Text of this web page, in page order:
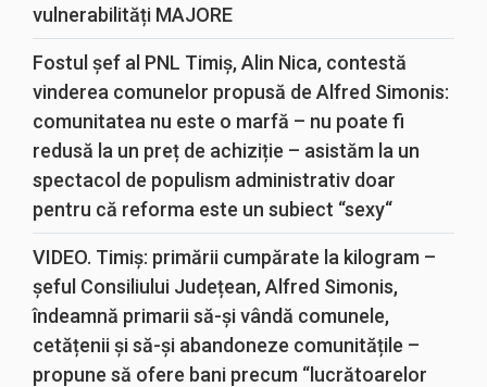
vulnerabilități MAJORE
Fostul șef al PNL Timiș, Alin Nica, contestă
vinderea comunelor propusă de Alfred Simonis:
comunitatea nu este o marfă – nu poate fi
redusă la un preț de achiziție – asistăm la un
spectacol de populism administrativ doar
pentru că reforma este un subiect “sexy“
VIDEO. Timiș: primării cumpărate la kilogram –
șeful Consiliului Județean, Alfred Simonis,
îndeamnă primarii să-și vândă comunele,
cetățenii și să-și abandoneze comunitățile –
propune să ofere bani precum “lucrătoarelor